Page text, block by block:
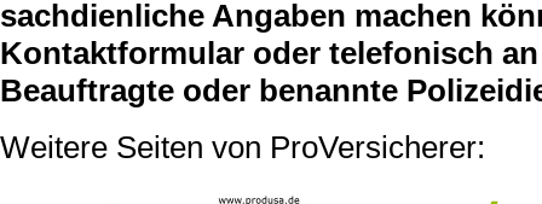
sachdienliche Angaben machen
Kontaktformular oder telefonisch
Beauftragte oder benannte
Weitere Seiten von ProVersicherer: